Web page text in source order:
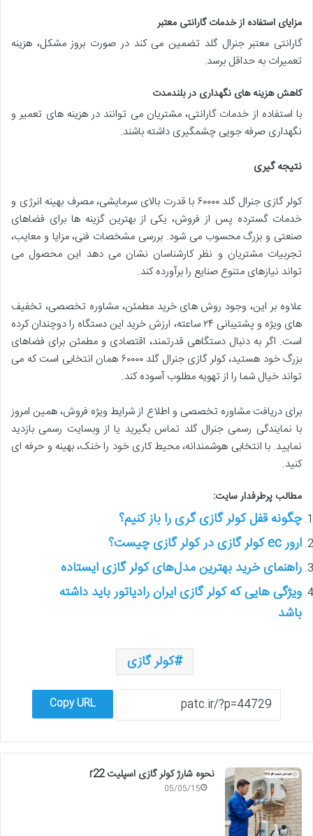
مزایای استفاده از خدمات گارانتی معتبر
گارانتی معتبر جنرال گلد تضمین می کند در صورت بروز مشکل، هزینه
تعمیرات به حداقل برسد.
کاهش هزینه های نگهداری در بلندمدت
با استفاده از خدمات گارانتی، مشتریان می توانند در هزینه های تعمیر و
نگهداری صرفه جویی چشمگیری داشته باشند.
نتیجه گیری
کولر گازی جنرال گلد ۶۰۰۰۰ با قدرت بالای سرمایشی، مصرف بهینه انرژی و
خدمات گسترده پس از فروش، یکی از بهترین گزینه ها برای فضاهای
صنعتی و بزرگ محسوب می شود. بررسی مشخصات فنی، مزایا و معایب،
تجربیات مشتریان و نظر کارشناسان نشان می دهد این محصول می
تواند نیازهای متنوع صنایع را برآورده کند.
علاوه بر این، وجود روش های خرید مطمئن، مشاوره تخصصی، تخفیف
های ویژه و پشتیبانی ۲۴ ساعته، ارزش خرید این دستگاه را دوچندان کرده
است. اگر به دنبال دستگاهی قدرتمند، اقتصادی و مطمئن برای فضاهای
بزرگ خود هستید، کولر گازی جنرال گلد ۶۰۰۰۰ همان انتخابی است که می
تواند خیال شما را از تهویه مطلوب آسوده کند.
برای دریافت مشاوره تخصصی و اطلاع از شرایط ویژه فروش، همین امروز
با نمایندگی رسمی جنرال گلد تماس بگیرید یا از وبسایت رسمی بازدید
نمایید. با انتخابی هوشمندانه، محیط کاری خود را خنک، بهینه و حرفه ای
کنید.
مطالب پرطرفدار سایت:
چگونه قفل کولر گازی گری را باز کنیم؟
ارور ec کولر گازی در کولر گازی چیست؟
راهنمای خرید بهترین مدل‌های کولر گازی ایستاده
ویژگی هایی که کولر گازی ایران رادیاتور باید داشته
باشد
کولر گازی
Copy URL
نحوه شارژ کولر گازی اسپلیت r22
05/05/15